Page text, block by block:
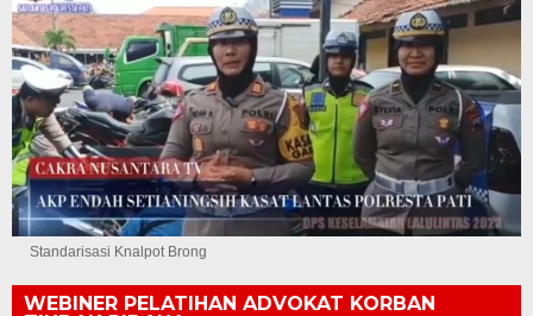
Standarisasi Knalpot Brong
WEBINER PELATIHAN ADVOKAT KORBAN